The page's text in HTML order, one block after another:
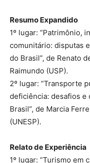
Resumo Expandido
1º lugar: “Patrimônio,
comunitário: disputas
do Brasil”, de Renato
Raimundo (USP).
2º lugar: “Transporte
deficiência: desafios e
Brasil”, de Marcia
(UNESP).
Relato de Experiência
1º lugar: “Turismo em